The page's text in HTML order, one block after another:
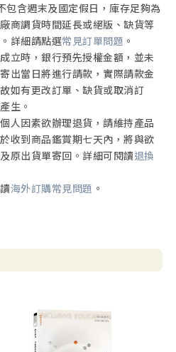
體沉默？
默，需要先思考的問題是，如
勇敢為自己發聲？台灣的MeToo
面爆料開始，就是因為她在網路
持與響應，也才讓其他受害者獲
發聲。網路時代的快速串聯，讓
在很短的時間內，得到大量的響
跨越了當事人自己人際關係的侷
，藉由網路，得到其他群體的迴
嚇阻。權勢所帶下的壓迫出現了
體沉默的一項優點。
如同揭密者一樣，打破沉默的
響。此外，台灣的MeToo事件也
有相當的嚇阻效果，也會讓某些
無形中形塑著我們的社會文化，
些關於網路霸凌、法律層面的探
說，但總的來說，唯有我們打開
包含週末及國定假日，庫存足夠為
商調貨時間延長或絕版、缺貨等
詳細請點選常見訂單問題 。
立時，銀行預先授權金額，並未
出當日將進行請款，實際請款金
如有更改訂單、缺貨或取消訂
生。
人因素欲辦理退貨，請維持產品
收到商品鑑賞期七天內，將與欲
原出貨單寄回。詳細可閱讀退換
海外訂購常見問題 。